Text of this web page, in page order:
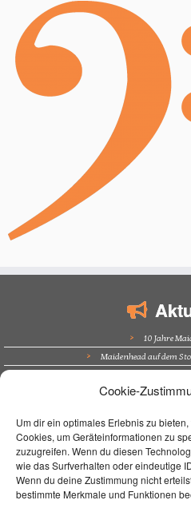
Cookie-
Um dir ein optimales Erlebnis zu
Cookies, um Geräteinformationen zu
zuzugreifen. Wenn du diesen
wie das Surfverhalten oder eindeutige
Wenn du deine Zustimmung nicht
bestimmte Merkmale und Funktionen
10 Jahre
Maidenhead auf dem
Altstadtfest
Home